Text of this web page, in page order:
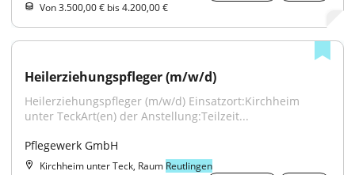
Von 3.500,00 € bis 4.200,00 €
Heilerziehungspfleger (m/w/d)
Heilerziehungspfleger (m/w/d) Einsatzort:Kirchheim
unter TeckArt(en) der Anstellung:Teilzeit...
Pflegewerk GmbH
Kirchheim unter Teck, Raum Reutlingen